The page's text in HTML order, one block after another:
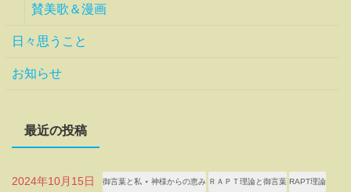
賛美歌＆漫画
日々思うこと
お知らせ
最近の投稿
2024年10月15日 御言葉と私 ⋆ 神様からの恵み ＲＡＰＴ理論と御言葉 RAPT理論